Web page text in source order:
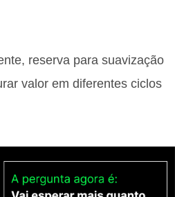
reserva para suavização
valor em diferentes ciclos